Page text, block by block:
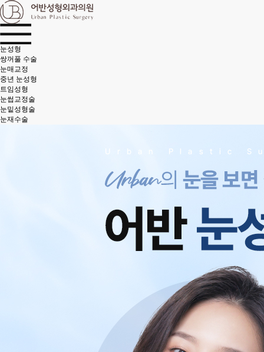
눈성형
쌍꺼풀 수술
눈매교정
중년 눈성형
트임성형
눈썹교정술
눈밑성형술
눈재수술